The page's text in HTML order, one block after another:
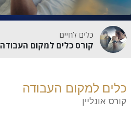
כלים לחיים
קורס כלים למקום העבודה
כלים למקום העבודה
קורס אונליין